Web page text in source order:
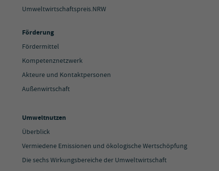
Umweltwirtschaftspreis.NRW
Förderung
Fördermittel
Kompetenznetzwerk
Akteure und Kontaktpersonen
Außenwirtschaft
Umweltnutzen
Überblick
Vermiedene Emissionen und ökologische Wertschöpfung
Die sechs Wirkungsbereiche der Umweltwirtschaft